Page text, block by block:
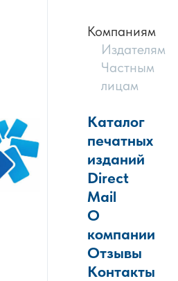
Компаниям
Издателям
Частным
лицам
Каталог
печатных
изданий
Direct
Mail
О
компании
Отзывы
Контакты